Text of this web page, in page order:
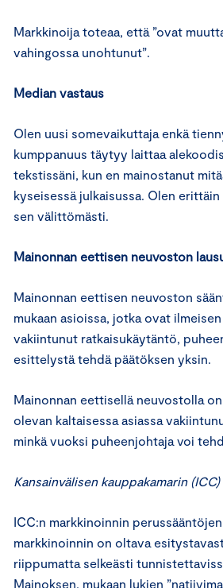
Markkinoija toteaa, että ”ovat
vahingossa unohtunut”.
Median vastaus
Olen uusi somevaikuttaja enkä
kumppanuus täytyy laittaa
tekstissäni, kun en mainostanut
kyseisessä julkaisussa. Olen
sen välittömästi.
Mainonnan eettisen neuvoston
Mainonnan eettisen neuvoston
mukaan asioissa, jotka ovat
vakiintunut ratkaisukäytäntö,
esittelystä tehdä päätöksen yksin.
Mainonnan eettisellä neuvostolla
olevan kaltaisessa asiassa
minkä vuoksi puheenjohtaja voi
Kansainvälisen kauppakamarin
ICC:n markkinoinnin
markkinoinnin on oltava
riippumatta selkeästi
Mainoksen, mukaan lukien